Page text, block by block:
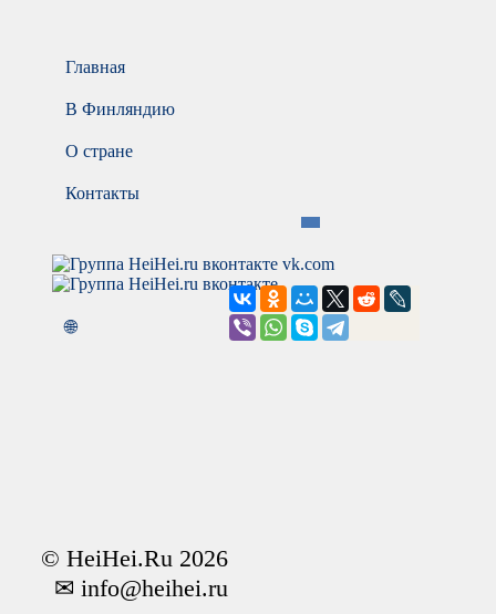
Главная
В Финляндию
О стране
Контакты
vk.com
🌐
© HeiHei.Ru 2026
✉ info@heihei.ru